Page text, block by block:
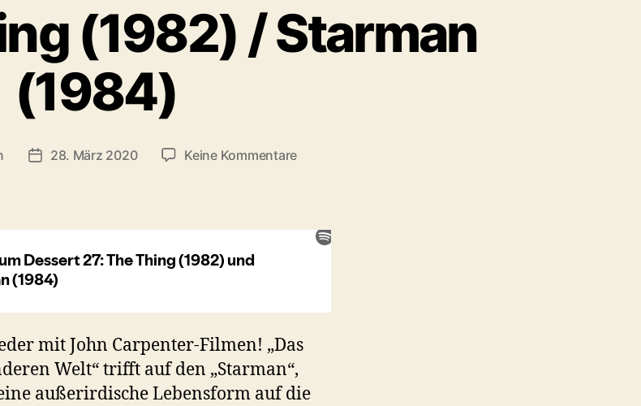
(1982) / Starman
(1984)
Veröffentlichungsdatum
28. März 2020 Keine Kommentarezu
(1982)
mit John Carpenter-Filmen! „Das
Welt“ trifft auf den „Starman“,
außerirdische Lebensform auf die